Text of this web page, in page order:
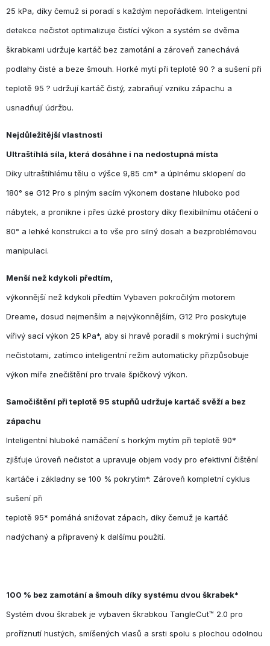
25 kPa, díky čemuž si poradí s každým nepořádkem. Inteligentní
detekce nečistot optimalizuje čistící výkon a systém se dvěma
škrabkami udržuje kartáč bez zamotání a zároveň zanechává
podlahy čisté a beze šmouh. Horké mytí při teplotě 90 ? a sušení při
teplotě 95 ? udržují kartáč čistý, zabraňují vzniku zápachu a
usnadňují údržbu.
Nejdůležitější vlastnosti
Ultraštíhlá síla, která dosáhne i na nedostupná místa
Díky ultraštíhlému tělu o výšce 9,85 cm* a úplnému sklopení do
180° se G12 Pro s plným sacím výkonem dostane hluboko pod
nábytek, a pronikne i přes úzké prostory díky flexibilnímu otáčení o
80° a lehké konstrukci a to vše pro silný dosah a bezproblémovou
manipulaci.
Menší než kdykoli předtím,
výkonnější než kdykoli předtím Vybaven pokročilým motorem
Dreame, dosud nejmenším a nejvýkonnějším, G12 Pro poskytuje
vířivý sací výkon 25 kPa*, aby si hravě poradil s mokrými i suchými
nečistotami, zatímco inteligentní režim automaticky přizpůsobuje
výkon míře znečištění pro trvale špičkový výkon.
Samočištění při teplotě 95 stupňů udržuje kartáč svěží a bez
zápachu
Inteligentní hluboké namáčení s horkým mytím při teplotě 90*
zjišťuje úroveň nečistot a upravuje objem vody pro efektivní čištění
kartáče i základny se 100 % pokrytím*. Zároveň kompletní cyklus
sušení při
teplotě 95* pomáhá snižovat zápach, díky čemuž je kartáč
nadýchaný a připravený k dalšímu použití.
100 % bez zamotání a šmouh díky systému dvou škrabek*
Systém dvou škrabek je vybaven škrabkou TangleCut™ 2.0 pro
proříznutí hustých, smíšených vlasů a srsti spolu s plochou odolnou